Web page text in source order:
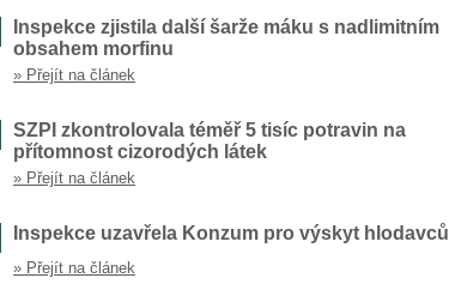
Inspekce zjistila další šarže máku s nadlimitním
obsahem morfinu
» Přejít na článek
SZPI zkontrolovala téměř 5 tisíc potravin na
přítomnost cizorodých látek
» Přejít na článek
Inspekce uzavřela Konzum pro výskyt hlodavců
» Přejít na článek